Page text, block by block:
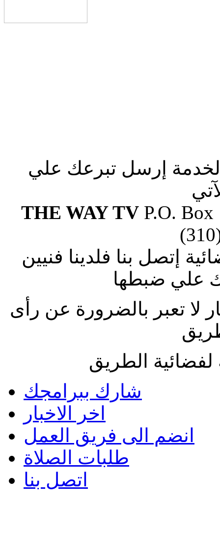
إرسل تبرعك علي
THE WAY TVP.O. Box
إتصل بنا فلدينا فنيين
علي ضبطها
لا تعبر بالضرورة عن رأى
الطريق
شارك ببرامجك
اخر الاخبار
انضم الى فريق العمل
طلبات الصلاة
اتصل بنا